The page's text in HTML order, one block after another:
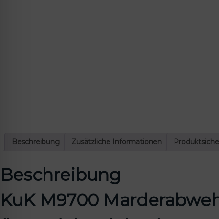
Beschreibung Zusätzliche Informationen
Beschreibung
KuK M9700